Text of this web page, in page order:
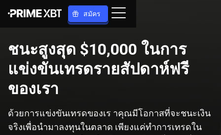
สมัคร
ชนะสูงสุด $10,000 ในการ
แข่งขันเทรดรายสัปดาห์ฟรี
ของเรา
ด้วยการแข่งขันเทรดของเร าคุณมีโอกาสที่จะชนะเงิน
จริงเพื่อนำมาลงทุนในตลาด เพียงแค่ทำการเทรดใน